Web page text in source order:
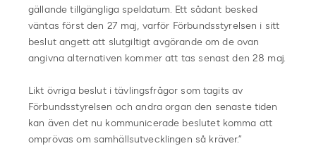
gällande tillgängliga speldatum. Ett sådant besked
väntas först den 27 maj, varför Förbundsstyrelsen i sitt
beslut angett att slutgiltigt avgörande om de ovan
angivna alternativen kommer att tas senast den 28 maj.
Likt övriga beslut i tävlingsfrågor som tagits av
Förbundsstyrelsen och andra organ den senaste tiden
kan även det nu kommunicerade beslutet komma att
omprövas om samhällsutvecklingen så kräver.”